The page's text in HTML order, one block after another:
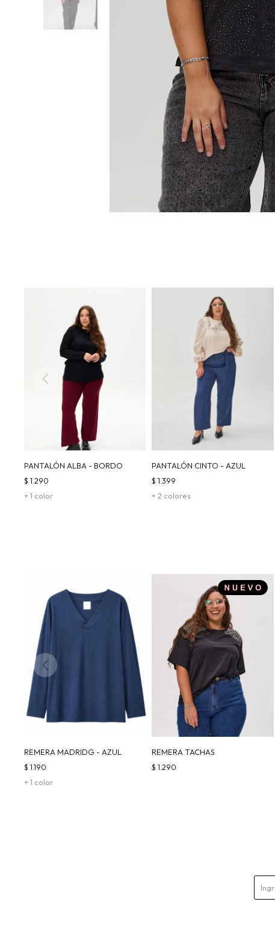
PANTALÓN ALBA - BORDO
+ 1 color
$ 1.290
PANTALÓN CINTO - AZUL
+ 2 colores
$ 1.399
REMERA MADRIDG - AZUL
+ 1 color
$ 1.190
REMERA TACHAS
$ 1.290